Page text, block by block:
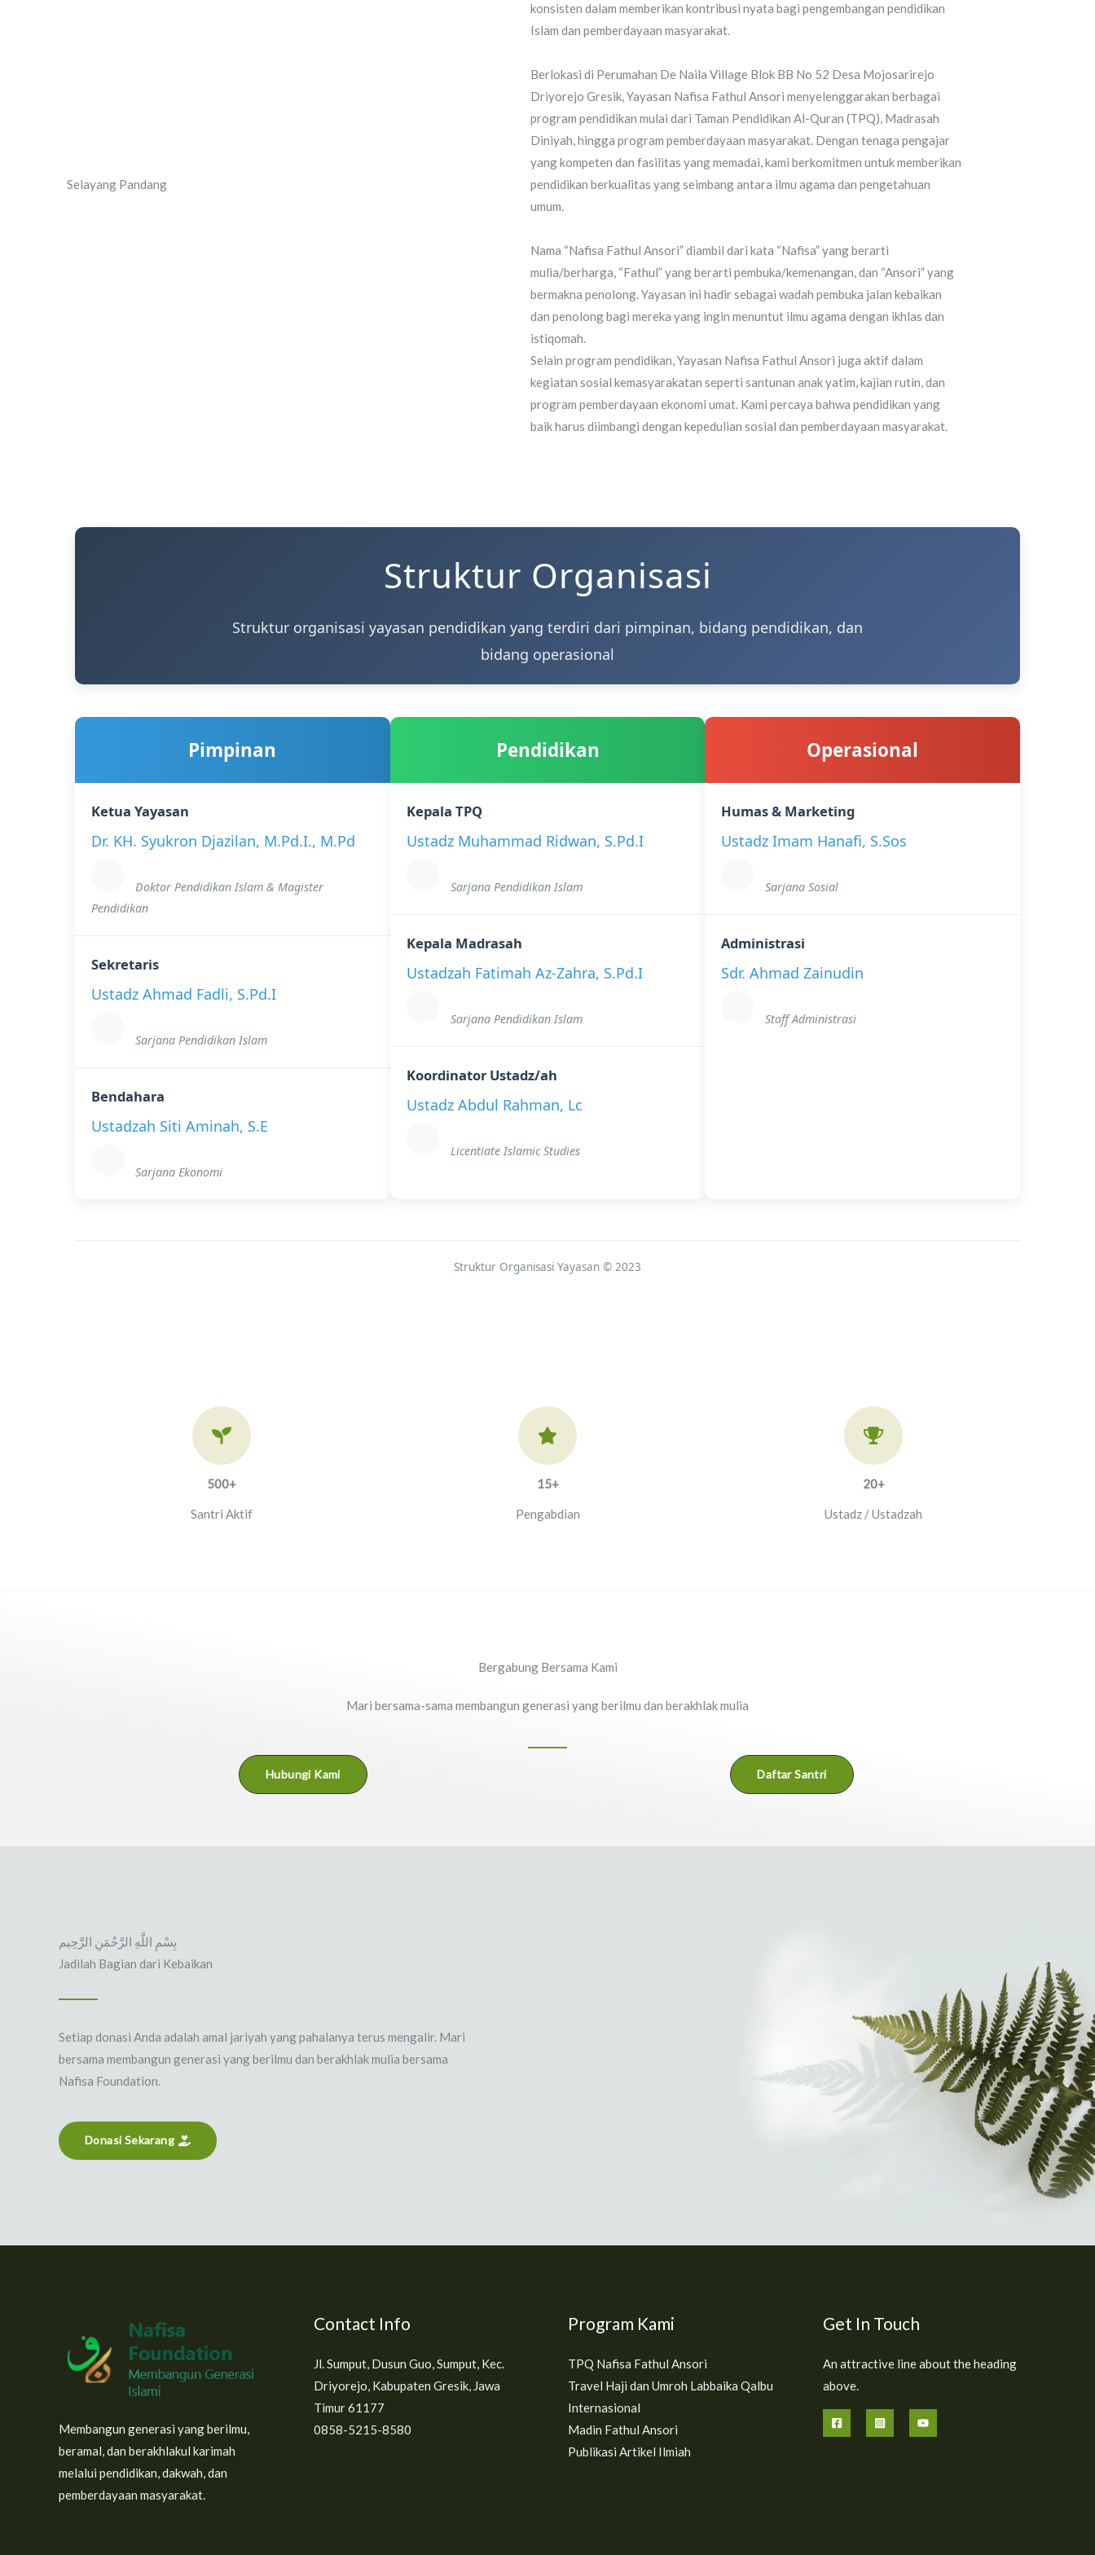
Selayang Pandang
konsisten dalam memberikan kontribusi nyata bagi pengembangan pendidikan
Islam dan pemberdayaan masyarakat.
Berlokasi di Perumahan De Naila Village Blok BB No 52 Desa Mojosarirejo
Driyorejo Gresik, Yayasan Nafisa Fathul Ansori menyelenggarakan berbagai
program pendidikan mulai dari Taman Pendidikan Al-Quran (TPQ), Madrasah
Diniyah, hingga program pemberdayaan masyarakat. Dengan tenaga pengajar
yang kompeten dan fasilitas yang memadai, kami berkomitmen untuk memberikan
pendidikan berkualitas yang seimbang antara ilmu agama dan pengetahuan
umum.
Nama “Nafisa Fathul Ansori” diambil dari kata “Nafisa” yang berarti
mulia/berharga, “Fathul” yang berarti pembuka/kemenangan, dan “Ansori” yang
bermakna penolong. Yayasan ini hadir sebagai wadah pembuka jalan kebaikan
dan penolong bagi mereka yang ingin menuntut ilmu agama dengan ikhlas dan
istiqomah.
Selain program pendidikan, Yayasan Nafisa Fathul Ansori juga aktif dalam
kegiatan sosial kemasyarakatan seperti santunan anak yatim, kajian rutin, dan
program pemberdayaan ekonomi umat. Kami percaya bahwa pendidikan yang
baik harus diimbangi dengan kepedulian sosial dan pemberdayaan masyarakat.
Struktur Organisasi
Struktur organisasi yayasan pendidikan yang terdiri dari pimpinan, bidang pendidikan, dan
bidang operasional
Pimpinan
Ketua Yayasan
Dr. KH. Syukron Djazilan, M.Pd.I., M.Pd
Doktor Pendidikan Islam & Magister
Pendidikan
Sekretaris
Ustadz Ahmad Fadli, S.Pd.I
Sarjana Pendidikan Islam
Bendahara
Ustadzah Siti Aminah, S.E
Sarjana Ekonomi
Pendidikan
Kepala TPQ
Ustadz Muhammad Ridwan, S.Pd.I
Sarjana Pendidikan Islam
Kepala Madrasah
Ustadzah Fatimah Az-Zahra, S.Pd.I
Sarjana Pendidikan Islam
Koordinator Ustadz/ah
Ustadz Abdul Rahman, Lc
Licentiate Islamic Studies
Operasional
Humas & Marketing
Ustadz Imam Hanafi, S.Sos
Sarjana Sosial
Administrasi
Sdr. Ahmad Zainudin
Staff Administrasi
Struktur Organisasi Yayasan © 2023
500+​
Santri Aktif
15+
Pengabdian
20+​
Ustadz / Ustadzah
Bergabung Bersama Kami
Mari bersama-sama membangun generasi yang berilmu dan berakhlak mulia
Hubungi Kami Daftar Santri
بِسْمِ اللَّهِ الرَّحْمَنِ الرَّحِيم
Jadilah Bagian dari Kebaikan
Setiap donasi Anda adalah amal jariyah yang pahalanya terus mengalir. Mari
bersama membangun generasi yang berilmu dan berakhlak mulia bersama
Nafisa Foundation.
Donasi Sekarang
Membangun generasi yang berilmu,
beramal, dan berakhlakul karimah
melalui pendidikan, dakwah, dan
pemberdayaan masyarakat.
Contact Info
Jl. Sumput, Dusun Guo, Sumput, Kec.
Driyorejo, Kabupaten Gresik, Jawa
Timur 61177
0858-5215-8580
Program Kami
TPQ Nafisa Fathul Ansori
Travel Haji dan Umroh Labbaika Qalbu
Internasional
Madin Fathul Ansori
Publikasi Artikel Ilmiah
Get In Touch
An attractive line about the heading
above.